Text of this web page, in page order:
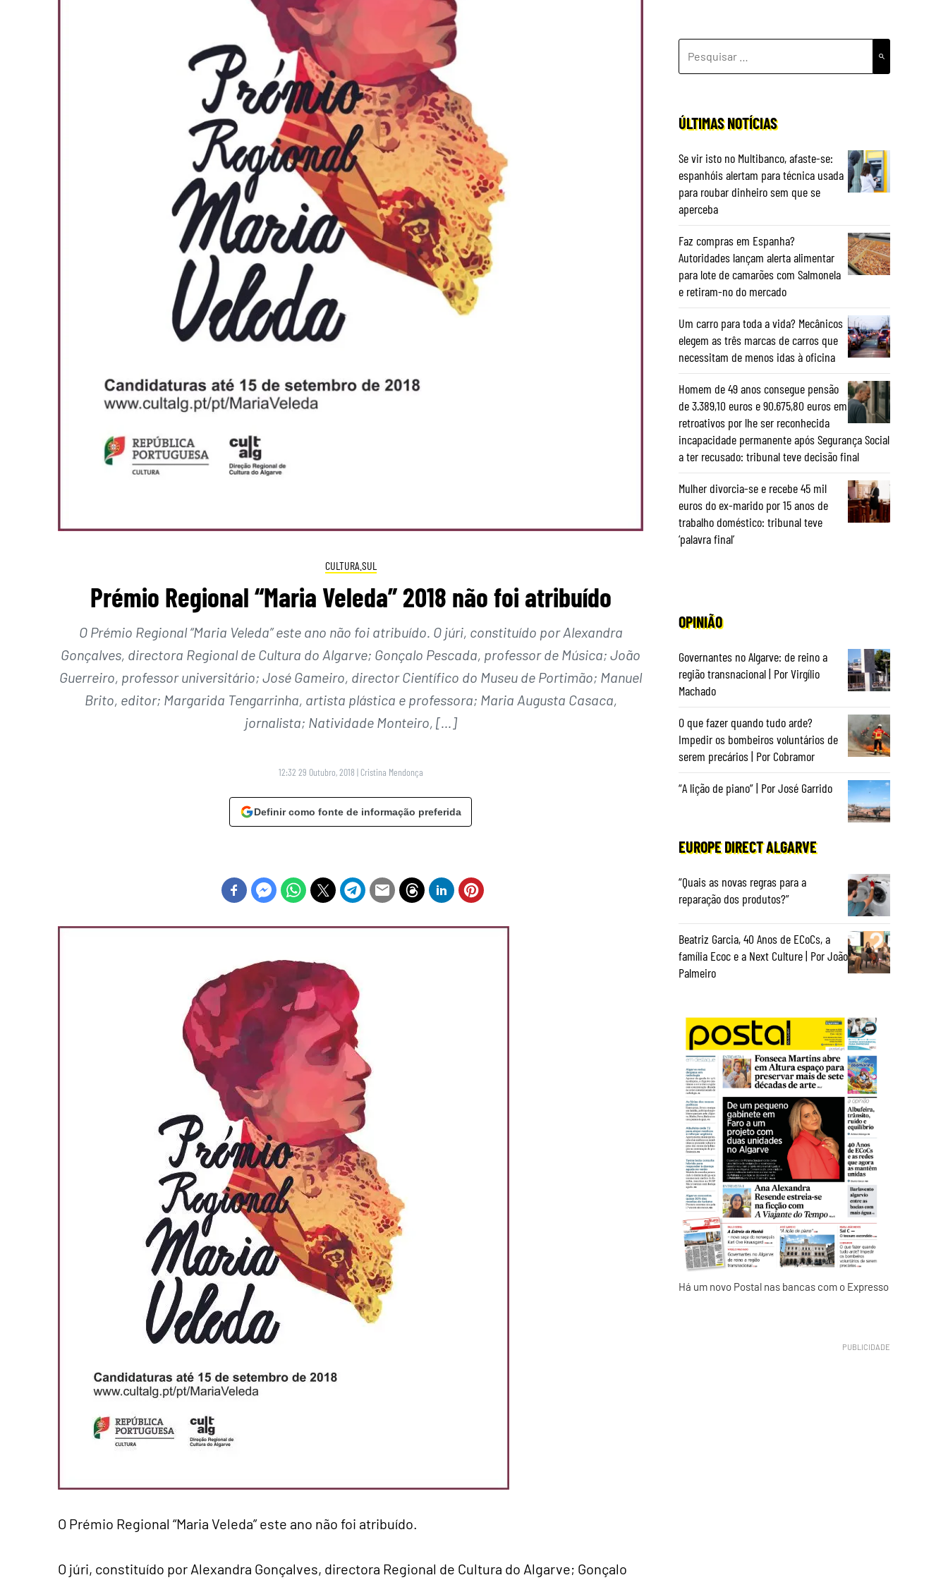
CULTURA.SUL
Prémio Regional “Maria Veleda” 2018 não foi atribuído
O Prémio Regional “Maria Veleda” este ano não foi atribuído. O júri, constituído por Alexandra
Gonçalves, directora Regional de Cultura do Algarve; Gonçalo Pescada, professor de Música; João
Guerreiro, professor universitário; José Gameiro, director Científico do Museu de Portimão; Manuel
Brito, editor; Margarida Tengarrinha, artista plástica e professora; Maria Augusta Casaca,
jornalista; Natividade Monteiro, […]
12:32 29 Outubro, 2018 | Cristina Mendonça
Definir como fonte de informação preferida
O Prémio Regional “Maria Veleda” este ano não foi atribuído.
O júri, constituído por Alexandra Gonçalves, directora Regional de Cultura do Algarve; Gonçalo
POR:
ÚLTIMAS NOTÍCIAS
Se vir isto no Multibanco, afaste-se:
espanhóis alertam para técnica usada
para roubar dinheiro sem que se
aperceba
Faz compras em Espanha?
Autoridades lançam alerta alimentar
para lote de camarões com Salmonela
e retiram-no do mercado
Um carro para toda a vida? Mecânicos
elegem as três marcas de carros que
necessitam de menos idas à oficina
Homem de 49 anos consegue pensão
de 3.389,10 euros e 90.675,80 euros em
retroativos por lhe ser reconhecida
incapacidade permanente após Segurança Social
a ter recusado: tribunal teve decisão final
Mulher divorcia-se e recebe 45 mil
euros do ex-marido por 15 anos de
trabalho doméstico: tribunal teve
‘palavra final’
OPINIÃO
Governantes no Algarve: de reino a
região transnacional | Por Virgílio
Machado
O que fazer quando tudo arde?
Impedir os bombeiros voluntários de
serem precários | Por Cobramor
“A lição de piano” | Por José Garrido
EUROPE DIRECT ALGARVE
“Quais as novas regras para a
reparação dos produtos?”
Beatriz Garcia, 40 Anos de ECoCs, a
família Ecoc e a Next Culture | Por João
Palmeiro
Há um novo Postal nas bancas com o Expresso